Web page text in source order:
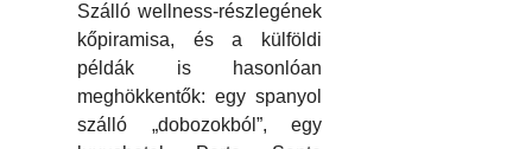
Szálló wellness-részlegének
kőpiramisa, és a külföldi
példák is hasonlóan
meghökkentők: egy spanyol
szálló „dobozokból”, egy